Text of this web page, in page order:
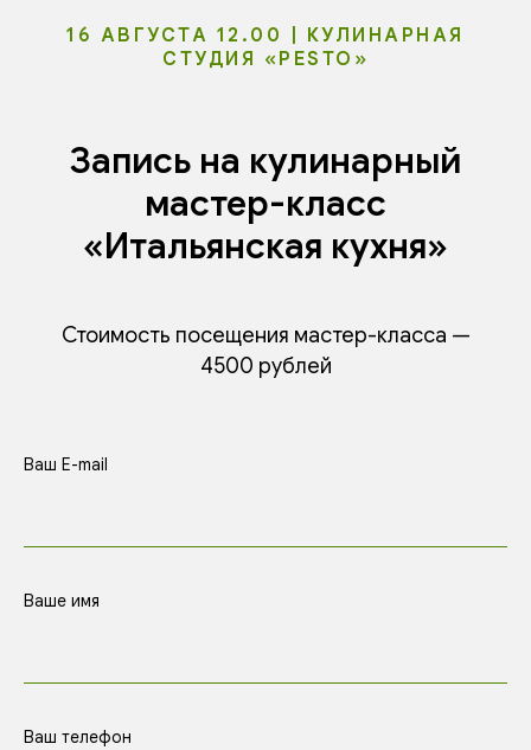
16 АВГУСТА 12.00 | КУЛИНАРНАЯ
СТУДИЯ «PESTO»
Запись на кулинарный
мастер-класс
«Итальянская кухня»
Стоимость посещения мастер-класса —
4500 рублей
Ваш E-mail
Ваше имя
Ваш телефон